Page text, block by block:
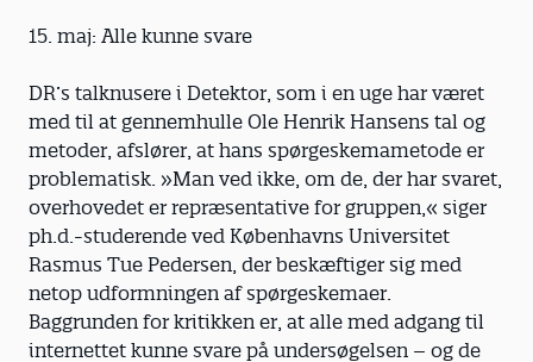
15. maj: Alle kunne svare
DR’s talknusere i Detektor, som i en uge har været
med til at gennemhulle Ole Henrik Hansens tal og
metoder, afslører, at hans spørgeskemametode er
problematisk. »Man ved ikke, om de, der har svaret,
overhovedet er repræsentative for gruppen,« siger
ph.d.-studerende ved Københavns Universitet
Rasmus Tue Pedersen, der beskæftiger sig med
netop udformningen af spørgeskemaer.
Baggrunden for kritikken er, at alle med adgang til
internettet kunne svare på undersøgelsen – og de